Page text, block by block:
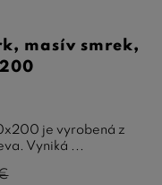
masív smrek,
je vyrobená z
Vyniká ...